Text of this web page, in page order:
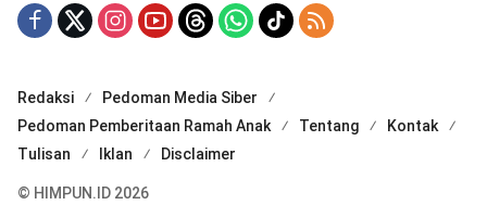
Redaksi
Pedoman Media Siber
Pedoman Pemberitaan Ramah Anak
Tentang
Kontak
Tulisan
Iklan Disclaimer
© HIMPUN.ID 2026